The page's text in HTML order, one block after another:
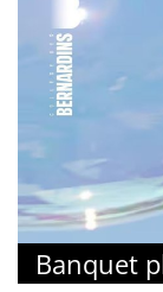
Banquet